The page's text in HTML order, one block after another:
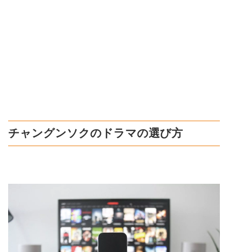
チャングンソクのドラマの選び方